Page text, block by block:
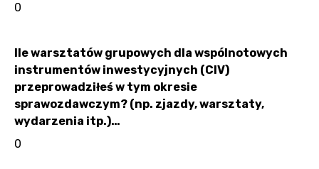
0
Ile warsztatów grupowych dla wspólnotowych
instrumentów inwestycyjnych (CIV)
przeprowadziłeś w tym okresie
sprawozdawczym? (np. zjazdy, warsztaty,
wydarzenia itp.)…
0